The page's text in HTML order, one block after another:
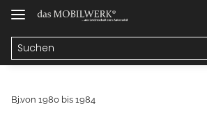
Bj.von 1980 bis 1984